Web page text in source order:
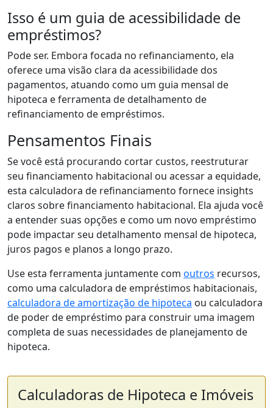
Isso é um guia de acessibilidade de
empréstimos?
Pode ser. Embora focada no refinanciamento, ela
oferece uma visão clara da acessibilidade dos
pagamentos, atuando como um guia mensal de
hipoteca e ferramenta de detalhamento de
refinanciamento de empréstimos.
Pensamentos Finais
Se você está procurando cortar custos, reestruturar
seu financiamento habitacional ou acessar a equidade,
esta calculadora de refinanciamento fornece insights
claros sobre financiamento habitacional. Ela ajuda você
a entender suas opções e como um novo empréstimo
pode impactar seu detalhamento mensal de hipoteca,
juros pagos e planos a longo prazo.
Use esta ferramenta juntamente com outros recursos,
como uma calculadora de empréstimos habitacionais,
calculadora de amortização de hipoteca ou calculadora
de poder de empréstimo para construir uma imagem
completa de suas necessidades de planejamento de
hipoteca.
Calculadoras de Hipoteca e Imóveis